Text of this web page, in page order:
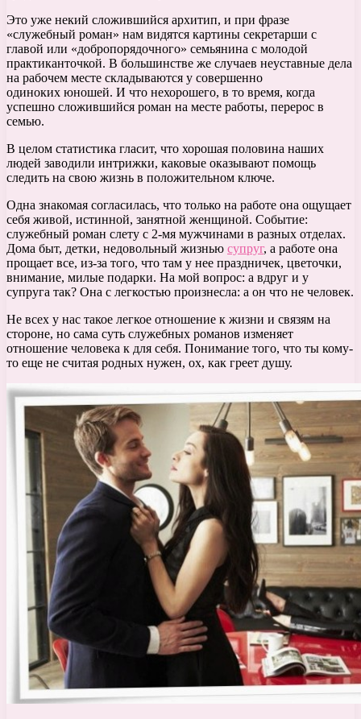
Это уже некий сложившийся архитип, и при фразе
«служебный роман» нам видятся картины секретарши с
главой или «добропорядочного» семьянина с молодой
практиканточкой. В большинстве же случаев неуставные дела
на рабочем месте складываются у совершенно
одиноких юношей. И что нехорошего, в то время, когда
успешно сложившийся роман на месте работы, перерос в
семью.
В целом статистика гласит, что хорошая половина наших
людей заводили интрижки, каковые оказывают помощь
следить на свою жизнь в положительном ключе.
Одна знакомая согласилась, что только на работе она ощущает
себя живой, истинной, занятной женщиной. Событие:
служебный роман слету с 2-мя мужчинами в разных отделах.
Дома быт, детки, недовольный жизнью супруг, а работе она
прощает все, из-за того, что там у нее праздничек, цветочки,
внимание, милые подарки. На мой вопрос: а вдруг и у
супруга так? Она с легкостью произнесла: а он что не человек.
Не всех у нас такое легкое отношение к жизни и связям на
стороне, но сама суть служебных романов изменяет
отношение человека к для себя. Понимание того, что ты кому-
то еще не считая родных нужен, ох, как греет душу.